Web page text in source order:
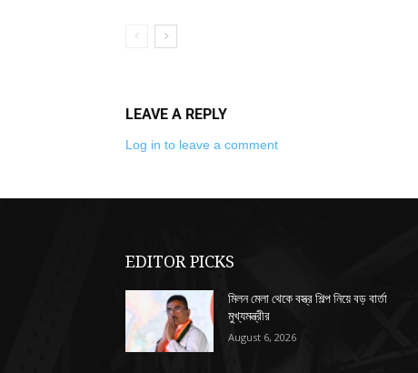
LEAVE A REPLY
Log in to leave a comment
EDITOR PICKS
মিলন মেলা থেকে বস্ত্র শিল্প নিয়ে বড় বার্তা
মুখ্যমন্ত্রীর
August 6, 2026